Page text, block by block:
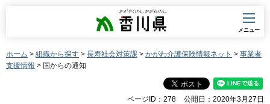
香川県
メニュー
ホーム > 組織から探す > 長寿社会対策課 > かがわ介護保険情報ネット > 事業者
支援情報 > 国からの通知
ページID：278 公開日：2020年3月27日